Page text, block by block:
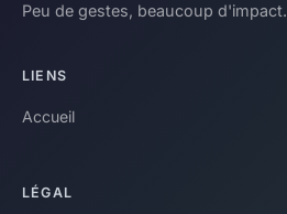
Peu de gestes, beaucoup d'impact.
LIENS
Accueil
LÉGAL